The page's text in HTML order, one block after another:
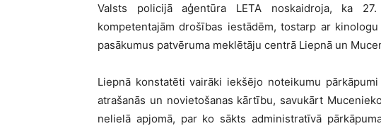
Valsts policijā aģentūra LETA noskaidroja, ka
kompetentajām drošības iestādēm, tostarp ar
pasākumus patvēruma meklētāju centrā Liepnā un
Liepnā konstatēti vairāki iekšējo noteikumu
atrašanās un novietošanas kārtību, savukārt
nelielā apjomā, par ko sākts administratīvā